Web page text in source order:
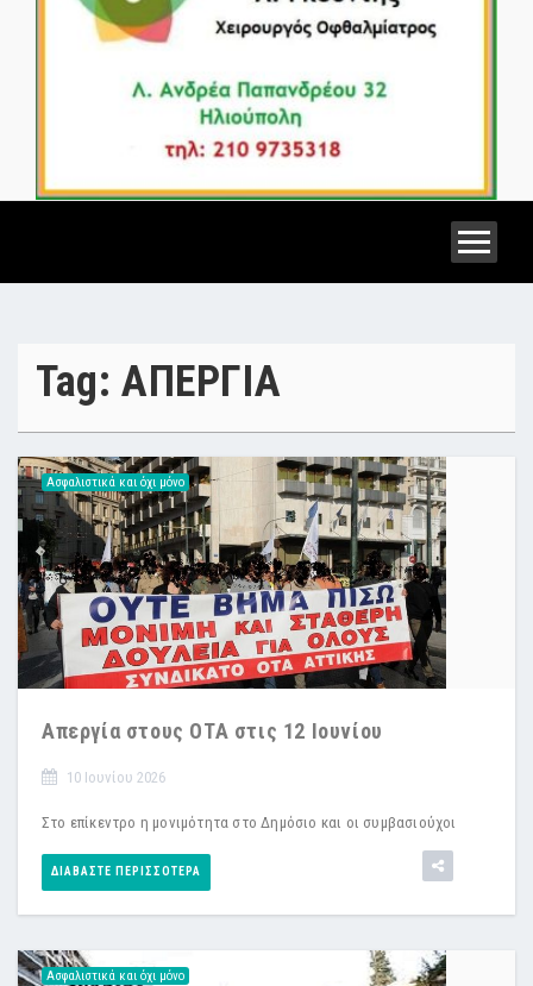
Tag: ΑΠΕΡΓΙΑ
Ασφαλιστικά και όχι μόνο
Απεργία στους ΟΤΑ στις 12 Ιουνίου
10 Ιουνίου 2026
Στο επίκεντρο η μονιμότητα στο Δημόσιο και οι συμβασιούχοι
ΔΙΑΒΆΣΤΕ ΠΕΡΙΣΣΌΤΕΡΑ
Ασφαλιστικά και όχι μόνο